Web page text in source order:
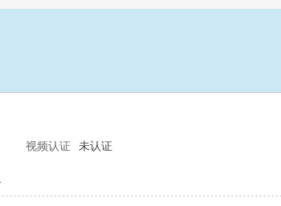
视频认证 未认证